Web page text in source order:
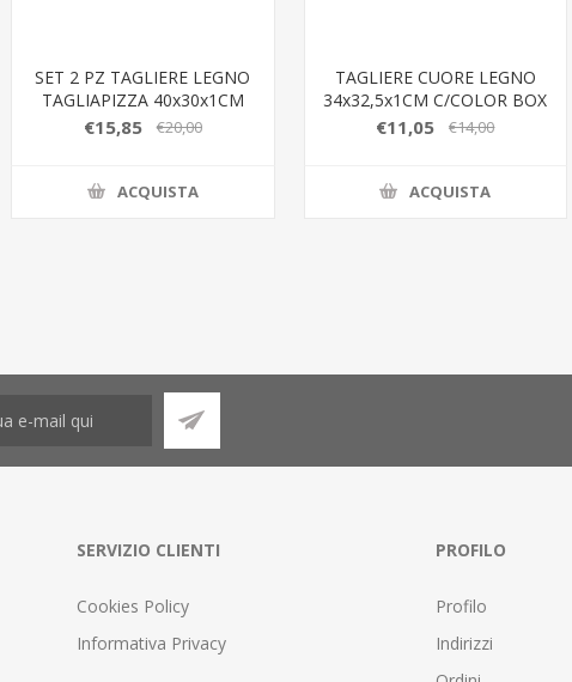
SET 2 PZ TAGLIERE LEGNO
TAGLIAPIZZA 40x30x1CM
C/COLOR
€15,85 €20,00
ACQUISTA
TAGLIERE CUORE LEGNO
34x32,5x1CM C/COLOR BOX
€11,05 €14,00
ACQUISTA
SERVIZIO CLIENTI
Cookies Policy
Informativa Privacy
PROFILO
Profilo
Indirizzi